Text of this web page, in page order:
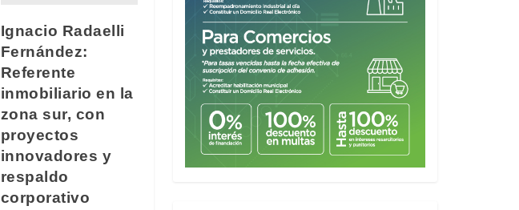
Ignacio Radaelli
Fernández:
Referente
inmobiliario en la
zona sur, con
proyectos
innovadores y
respaldo
corporativo